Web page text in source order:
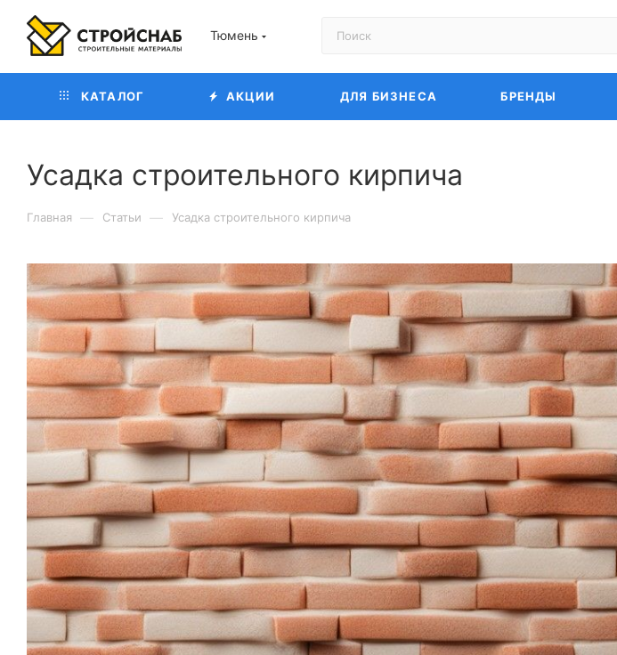
Тюмень
КАТАЛОГ АКЦИИ ДЛЯ БИЗНЕСА БРЕНДЫ
Усадка строительного кирпича
Главная — Статьи — Усадка строительного кирпича